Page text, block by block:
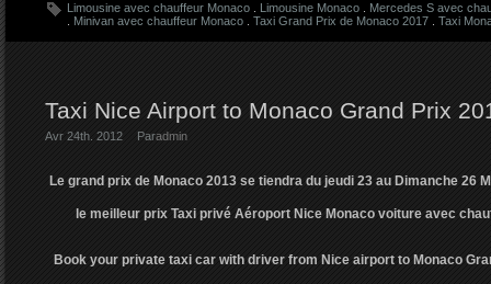
Limousine avec chauffeur Monaco
Limousine Monaco
Mercedes S avec
Minivan avec chauffeur Monaco Taxi Grand Prix de Monaco 2017 Taxi
Taxi Nice Airport to Monaco Grand Prix
Avr 24th. 2012 Paradmin
Le grand prix de Monaco 2013 se tiendra du jeudi 23 au Dimanche 26
le meilleur prix Taxi privé Aéroport Nice Monaco voiture avec
Book your private taxi car with driver from Nice airport to Monaco